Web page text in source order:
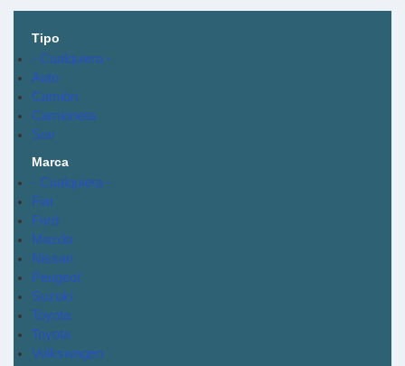
Tipo
- Cualquiera -
Auto
Camión
Camioneta
Suv
Marca
- Cualquiera -
Fiat
Ford
Mazda
Nissan
Peugeot
Suzuki
Toyota
Toyota
Volkswagen